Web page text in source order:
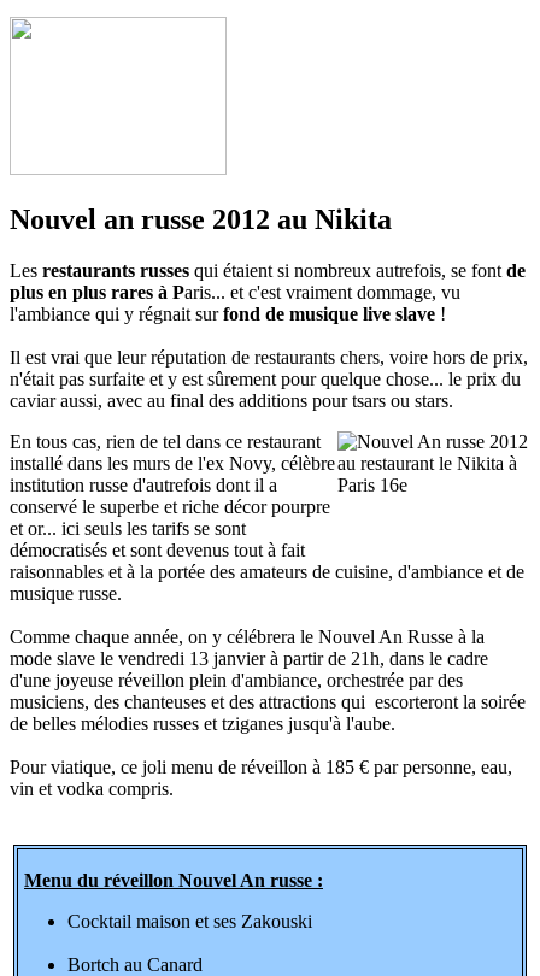
Nouvel an russe 2012 au Nikita
Les restaurants russes qui étaient si nombreux autrefois, se font de
plus en plus rares à Paris... et c'est vraiment dommage, vu
l'ambiance qui y régnait surfond de musique live slave !
Il est vrai que leur réputation de restaurants chers, voire hors de prix,
n'était pas surfaite et y est sûrement pour quelque chose... le prix du
caviar aussi, avec au final des additions pour tsars ou stars.
En tous cas, rien de tel dans ce restaurant
installé dans les murs de l'ex Novy, célèbre
institution russe d'autrefois dont il a
conservé le superbe et riche décor pourpre
et or... ici seuls les tarifs se sont
démocratisés et sont devenus tout à fait
raisonnables et à la portée des amateurs de cuisine, d'ambiance et de
musique russe.
Comme chaque année, on y célébrera le Nouvel An Russe à la
mode slave le vendredi 13 janvier à partir de 21h, dans le cadre
d'une joyeuse réveillon plein d'ambiance, orchestrée par des
musiciens, des chanteuses et des attractions qui escorteront la soirée
de belles mélodies russes et tziganes jusqu'à l'aube.
Pour viatique, ce joli menu de réveillon à 185 € par personne, eau,
vin et vodka compris.
Menu du réveillon Nouvel An russe :
Cocktail maison et ses Zakouski
Bortch au Canard